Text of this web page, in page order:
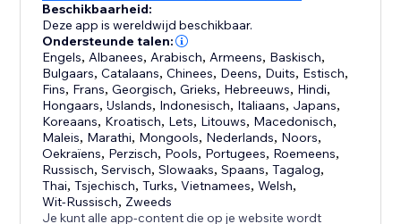
Add to Calendar Button biedt een complete
oplossing voor evenementenmakers die hun
workflow willen stroomlijnen en de opkomst willen
maximaliseren. Probeer Add to Calendar Button
vandaag nog.
Beschikbaarheid:
Deze app is wereldwijd beschikbaar.
Ondersteunde talen:
Engels, Albanees, Arabisch, Armeens, Baskisch,
Bulgaars,Catalaans,Chinees, Deens, Duits, Estisch,
Fins, Frans,Georgisch,Grieks, Hebreeuws, Hindi,
Hongaars,IJslands, Indonesisch, Italiaans, Japans,
Koreaans, Kroatisch, Lets, Litouws, Macedonisch,
Maleis, Marathi, Mongools, Nederlands, Noors,
Oekraïens, Perzisch, Pools, Portugees, Roemeens,
Russisch,Servisch,Slowaaks,Spaans,Tagalog,
Thai,Tsjechisch,Turks,Vietnamees,Welsh,
Wit-Russisch, Zweeds
Je kunt alle app-content die op je website wordt